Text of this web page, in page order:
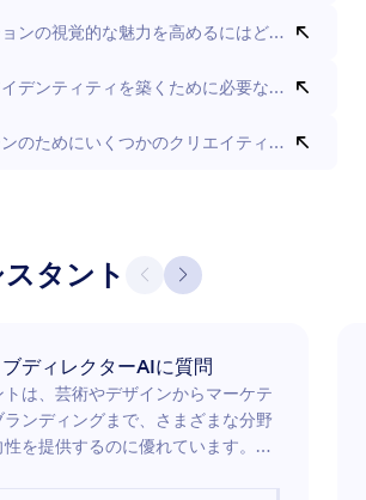
ンの視覚的な魅力を高めるにはどうすれば良
デンティティを築くために必要な要素は？
のためにいくつかのクリエイティブなコンセ
タント
ディレクターAIに質問
トは、芸術やデザインからマーケテ
ランディングまで、さまざまな分野
を提供するのに優れています。美